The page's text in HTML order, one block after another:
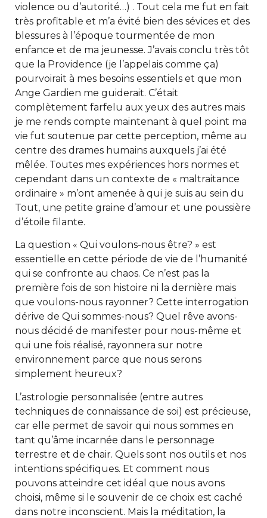
violence ou d’autorité…) . Tout cela me fut en fait
très profitable et m’a évité bien des sévices et des
blessures à l’époque tourmentée de mon
enfance et de ma jeunesse. J’avais conclu très tôt
que la Providence (je l’appelais comme ça)
pourvoirait à mes besoins essentiels et que mon
Ange Gardien me guiderait. C’était
complètement farfelu aux yeux des autres mais
je me rends compte maintenant à quel point ma
vie fut soutenue par cette perception, même au
centre des drames humains auxquels j’ai été
mêlée. Toutes mes expériences hors normes et
cependant dans un contexte de « maltraitance
ordinaire » m’ont amenée à qui je suis au sein du
Tout, une petite graine d’amour et une poussière
d’étoile filante.
La question « Qui voulons-nous être? » est
essentielle en cette période de vie de l’humanité
qui se confronte au chaos. Ce n’est pas la
première fois de son histoire ni la dernière mais
que voulons-nous rayonner? Cette interrogation
dérive de Qui sommes-nous? Quel rêve avons-
nous décidé de manifester pour nous-même et
qui une fois réalisé, rayonnera sur notre
environnement parce que nous serons
simplement heureux?
L’astrologie personnalisée (entre autres
techniques de connaissance de soi) est précieuse,
car elle permet de savoir qui nous sommes en
tant qu’âme incarnée dans le personnage
terrestre et de chair. Quels sont nos outils et nos
intentions spécifiques. Et comment nous
pouvons atteindre cet idéal que nous avons
choisi, même si le souvenir de ce choix est caché
dans notre inconscient. Mais la méditation, la